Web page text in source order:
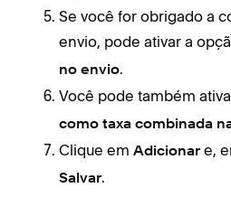
Se você for obrigado a
envio, pode ativar a
no envio.
Você pode também
como taxa combinada
Clique em Adicionar e,
Salvar.